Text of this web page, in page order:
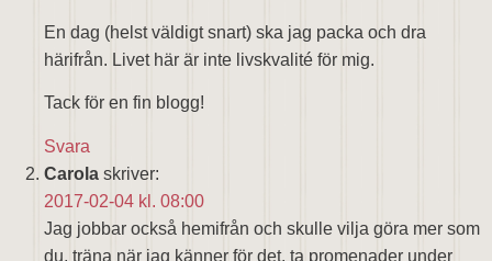
En dag (helst väldigt snart) ska jag packa och dra
härifrån. Livet här är inte livskvalité för mig.
Tack för en fin blogg!
Svara
Carola skriver:
2017-02-04 kl. 08:00
Jag jobbar också hemifrån och skulle vilja göra mer som
du, träna när jag känner för det, ta promenader under